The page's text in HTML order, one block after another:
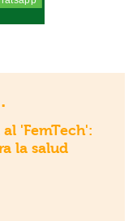
'FemTech':
la salud